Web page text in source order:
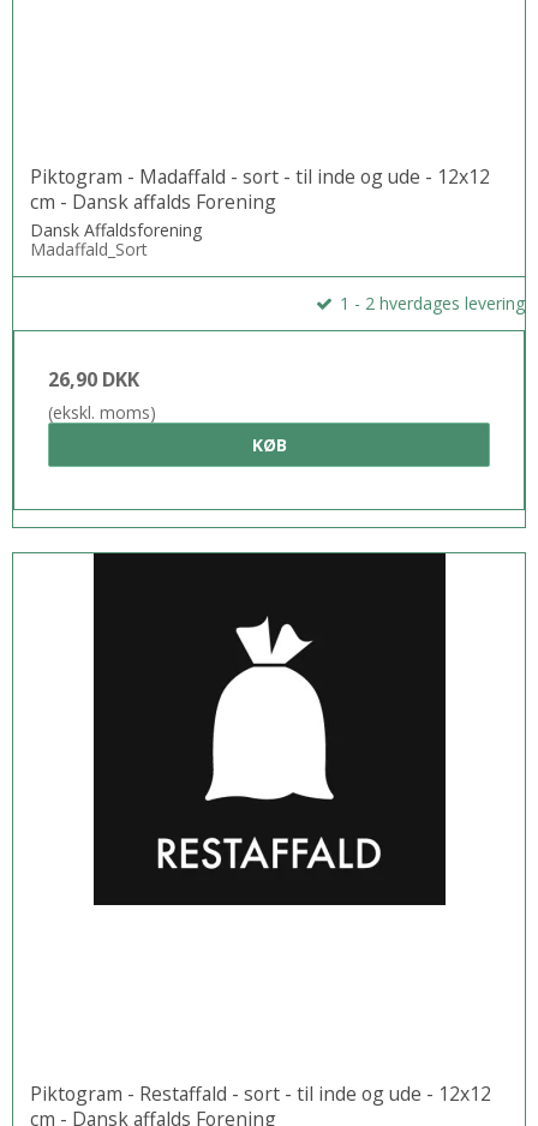
Piktogram - Madaffald - sort - til inde og ude - 12x12
cm - Dansk affalds Forening
Dansk Affaldsforening
Madaffald_Sort
1 - 2 hverdages levering
26,90 DKK
(ekskl. moms)
KØB
Piktogram - Restaffald - sort - til inde og ude - 12x12
cm - Dansk affalds Forening